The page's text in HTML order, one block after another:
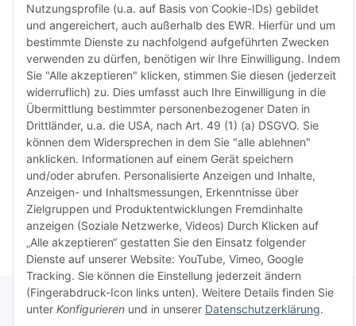
Weiter
in
dass
Nutzungsprofile (u.a. auf Basis von Cookie-IDs) gebildet
und angereichert, auch außerhalb des EWR. Hierfür und um
bestimmte Dienste zu nachfolgend aufgeführten Zwecken
verwenden zu dürfen, benötigen wir Ihre Einwilligung. Indem
Sie "Alle akzeptieren" klicken, stimmen Sie diesen (jederzeit
widerruflich) zu. Dies umfasst auch Ihre Einwilligung in die
Übermittlung bestimmter personenbezogener Daten in
Drittländer, u.a. die USA, nach Art. 49 (1) (a) DSGVO. Sie
können dem Widersprechen in dem Sie "alle ablehnen"
anklicken. Informationen auf einem Gerät speichern
und/oder abrufen. Personalisierte Anzeigen und Inhalte,
Anzeigen- und Inhaltsmessungen, Erkenntnisse über
Zielgruppen und Produktentwicklungen Fremdinhalte
anzeigen (Soziale Netzwerke, Videos) Durch Klicken auf
„Alle akzeptieren“ gestatten Sie den Einsatz folgender
Dienste auf unserer Website: YouTube, Vimeo, Google
Tracking. Sie können die Einstellung jederzeit ändern
(Fingerabdruck-Icon links unten). Weitere Details finden Sie
unter Konfigurieren und in unserer Datenschutzerklärung.